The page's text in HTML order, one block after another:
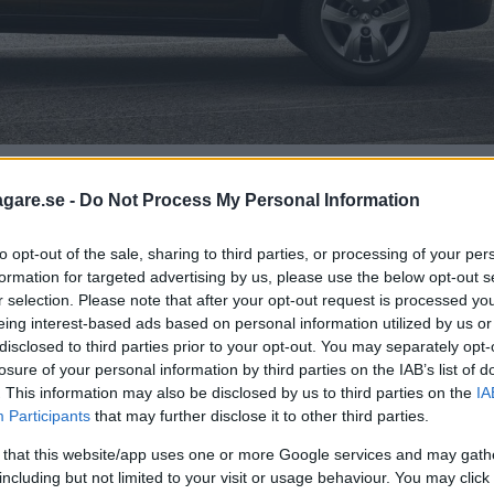
- Do Not Process My Personal Information
opt-out of the sale, sharing to third parties, or processing of your
for targeted advertising by us, please use the below opt-out
selection. Please note that after your opt-out request is processed
interest-based ads based on personal information utilized by us
to third parties prior to your opt-out. You may separately
of your personal information by third parties on the IAB’s list of
This information may also be disclosed by us to third parties on the
Participants that may further disclose it to other third parties.
that this website/app uses one or more Google services and may
but not limited to your visit or usage behaviour. You may
Resultatet blev en ny bil för 36 000 kronor.
Spring och det är en bil som kostnadspressats
extremt konkurrensutsatta indiska marknaden
en tidigare matematiker som gjorde sig
bort 2019efter en nästan 50 år lång karriär på
av en bil var ”kostnad, kostnad, kostnad”.